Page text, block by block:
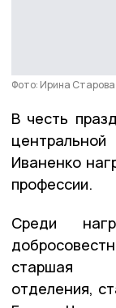
Фото: Ирина Старова
В честь
Иваненко
профессии.
Среди
старшая
отделения,